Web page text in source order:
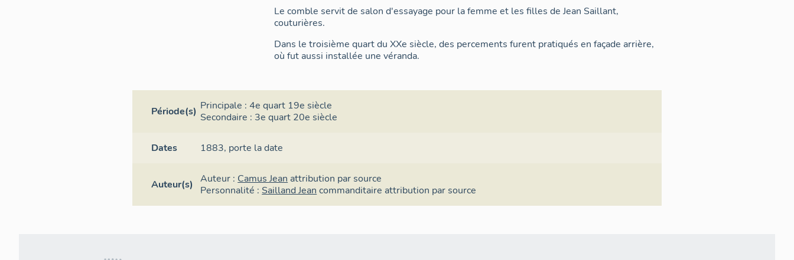
Le comble servit de salon d'essayage pour la femme et les filles de Jean Saillant,
couturières.
Dans le troisième quart du XXe siècle, des percements furent pratiqués en façade arrière,
où fut aussi installée une véranda.
Période(s) Principale :4e quart 19e siècle
Secondaire : 3e quart 20e siècle
Dates 1883, porte la date
Auteur(s) Auteur : Camus Jean attribution par source
Personnalité : Sailland Jean commanditaire attribution par source